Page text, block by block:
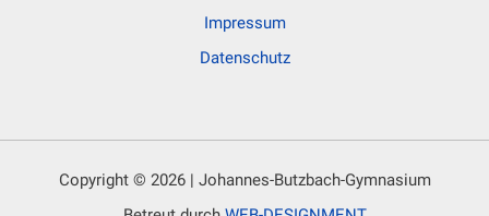
Impressum
Datenschutz
Copyright © 2026 | Johannes-Butzbach-Gymnasium